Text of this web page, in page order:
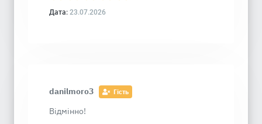
Дата: 23.07.2026
danilmoro3 Гість
Відмінно!